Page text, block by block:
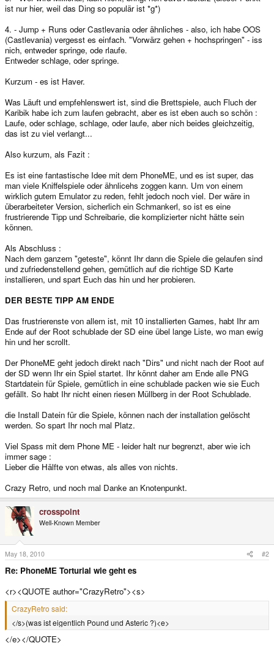
ist nur hier, weil das Ding so populär ist *g*)
4. - Jump + Runs oder Castlevania oder ähnliches - also, ich habe OOS
(Castlevania) vergesst es einfach. "Vorwärz gehen + hochspringen" - iss
nich, entweder springe, ode rlaufe.
Entweder schlage, oder springe.
Kurzum - es ist Haver.
Was Läuft und empfehlenswert ist, sind die Brettspiele, auch Fluch der
Karibik habe ich zum laufen gebracht, aber es ist eben auch so schön :
Laufe, oder schlage, schlage, oder laufe, aber nich beides gleichzeitig,
das ist zu viel verlangt...
Also kurzum, als Fazit :
Es ist eine fantastische Idee mit dem PhoneME, und es ist super, das
man viele Kniffelspiele oder ähnlicehs zoggen kann. Um von einem
wirklich gutem Emulator zu reden, fehlt jedoch noch viel. Der wäre in
überarbeiteter Version, sicherlich ein Schmankerl, so ist es eine
frustrierende Tipp und Schreibarie, die komplizierter nicht hätte sein
können.
Als Abschluss :
Nach dem ganzem "geteste", könnt Ihr dann die Spiele die gelaufen sind
und zufriedenstellend gehen, gemütlich auf die richtige SD Karte
installieren, und spart Euch das hin und her probieren.
DER BESTE TIPP AM ENDE
Das frustrierenste von allem ist, mit 10 installierten Games, habt Ihr am
Ende auf der Root schublade der SD eine übel lange Liste, wo man ewig
hin und her scrollt.
Der PhoneME geht jedoch direkt nach "Dirs" und nicht nach der Root auf
der SD wenn Ihr ein Spiel startet. Ihr könnt daher am Ende alle PNG
Startdatein für Spiele, gemütlich in eine schublade packen wie sie Euch
gefällt. So habt Ihr nicht einen riesen Müllberg in der Root Schublade.
die Install Datein für die Spiele, können nach der installation gelöscht
werden. So spart Ihr noch mal Platz.
Viel Spass mit dem Phone ME - leider halt nur begrenzt, aber wie ich
immer sage :
Lieber die Hälfte von etwas, als alles von nichts.
Crazy Retro, und noch mal Danke an Knotenpunkt.
crosspoint
Well-Known Member
May 18, 2010 #2
Re: PhoneME Torturial wie geht es
<r><QUOTE author="CrazyRetro"><s>
CrazyRetro said:
</s>(was ist eigentlich Pound und Asteric ?)<e>
</e></QUOTE>